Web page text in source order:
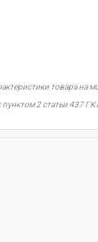
товара на
2 статьи 437 ГК